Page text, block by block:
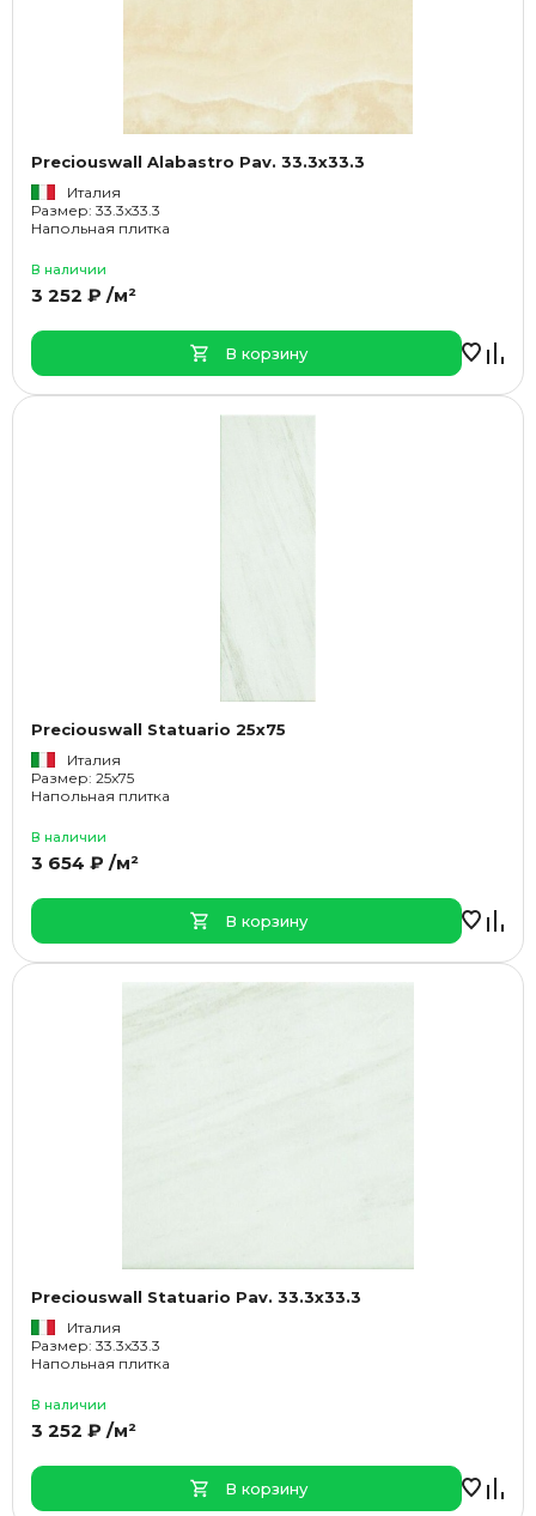
Preciouswall Alabastro Pav. 33.3x33.3
Италия
Размер: 33.3x33.3
Напольная плитка
В наличии
3 252 ₽ /м²
В корзину
Preciouswall Statuario 25x75
Италия
Размер: 25x75
Напольная плитка
В наличии
3 654 ₽ /м²
В корзину
Preciouswall Statuario Pav. 33.3x33.3
Италия
Размер: 33.3x33.3
Напольная плитка
В наличии
3 252 ₽ /м²
В корзину